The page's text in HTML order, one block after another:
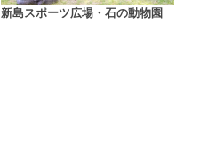
新島スポーツ広場・石の動物園